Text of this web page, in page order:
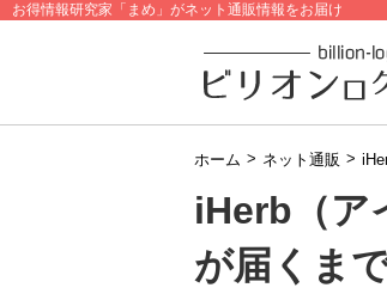
お得情報研究家「まめ」がネット通販情報をお届け
ホーム > ネット通販 >
iHerb（ア
が届くま